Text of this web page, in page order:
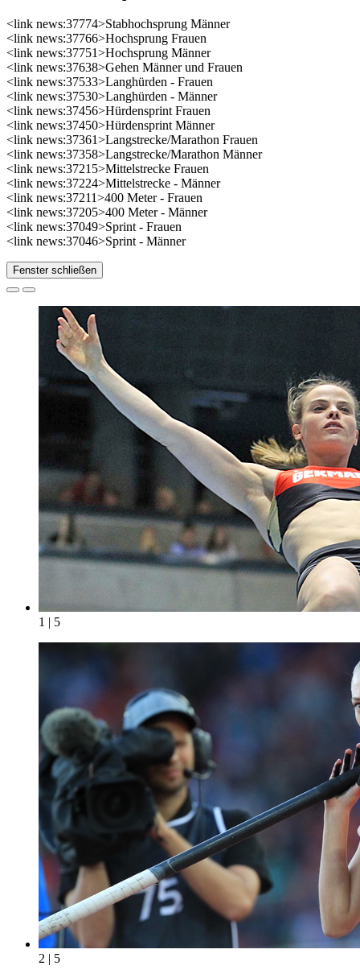
<link news:37774>Stabhochsprung Männer
<link news:37766>Hochsprung Frauen
<link news:37751>Hochsprung Männer
<link news:37638>Gehen Männer und Frauen
<link news:37533>Langhürden - Frauen
<link news:37530>Langhürden - Männer
<link news:37456>Hürdensprint Frauen
<link news:37450>Hürdensprint Männer
<link news:37361>Langstrecke/Marathon Frauen
<link news:37358>Langstrecke/Marathon Männer
<link news:37215>Mittelstrecke Frauen
<link news:37224>Mittelstrecke - Männer
<link news:37211>400 Meter - Frauen
<link news:37205>400 Meter - Männer
<link news:37049>Sprint - Frauen
<link news:37046>Sprint - Männer
Fenster schließen
1 | 5
2 | 5